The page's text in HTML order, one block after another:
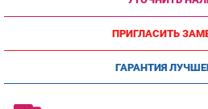
ПРИГЛАСИТЬ
ГАРАНТИЯ
Доставкапог.